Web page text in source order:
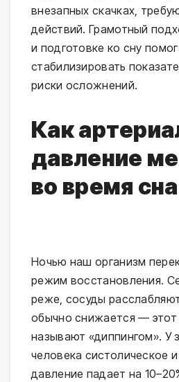
внезапных скачках,
действий. Грамотный
и подготовке ко сну
стабилизировать
риски осложнений.
Как
давление
во время сна
Ночью наш организм
режим восстановления.
реже, сосуды
обычно снижается —
называют «диппингом». У
человека систолическое
давление падает на